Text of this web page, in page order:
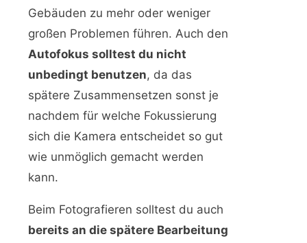
Gebäuden zu mehr oder weniger
großen Problemen führen. Auch den
Autofokus solltest du nicht
unbedingt benutzen, da das
spätere Zusammensetzen sonst je
nachdem für welche Fokussierung
sich die Kamera entscheidet so gut
wie unmöglich gemacht werden
kann.
Beim Fotografieren solltest du auch
bereits an die spätere Bearbeitung